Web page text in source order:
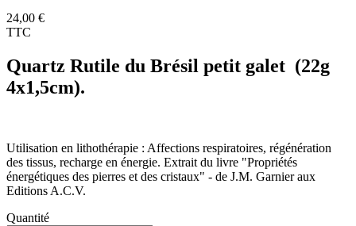
24,00 €
TTC
Quartz Rutile du Brésil petit galet (22g
4x1,5cm).
Utilisation en lithothérapie : Affections respiratoires, régénération
des tissus, recharge en énergie. Extrait du livre "Propriétés
énergétiques des pierres et des cristaux" - de J.M. Garnier aux
Editions A.C.V.
Quantité